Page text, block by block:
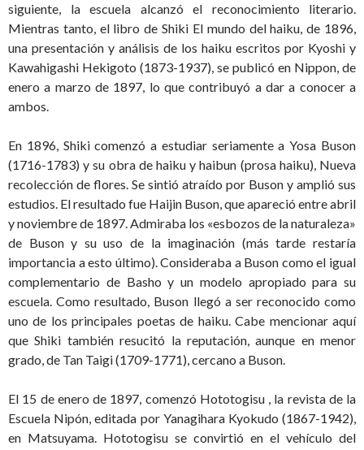
siguiente, la escuela alcanzó el reconocimiento literario.
Mientras tanto, el libro de Shiki El mundo del haiku, de 1896,
una presentación y análisis de los haiku escritos por Kyoshi y
Kawahigashi Hekigoto (1873-1937), se publicó en Nippon, de
enero a marzo de 1897, lo que contribuyó a dar a conocer a
ambos.
En 1896, Shiki comenzó a estudiar seriamente a Yosa Buson
(1716-1783) y su obra de haiku y haibun (prosa haiku), Nueva
recolección de flores. Se sintió atraído por Buson y amplió sus
estudios. El resultado fue Haijin Buson, que apareció entre abril
y noviembre de 1897. Admiraba los «esbozos de la naturaleza»
de Buson y su uso de la imaginación (más tarde restaría
importancia a esto último). Consideraba a Buson como el igual
complementario de Basho y un modelo apropiado para su
escuela. Como resultado, Buson llegó a ser reconocido como
uno de los principales poetas de haiku. Cabe mencionar aquí
que Shiki también resucitó la reputación, aunque en menor
grado, de Tan Taigi (1709-1771), cercano a Buson.
El 15 de enero de 1897, comenzó Hototogisu , la revista de la
Escuela Nipón, editada por Yanagihara Kyokudo (1867-1942),
en Matsuyama. Hototogisu se convirtió en el vehículo del